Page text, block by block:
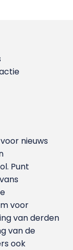
nieuws
Punt
voor
van derden
van de
ook